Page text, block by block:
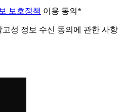
보호정책 이용 동의 *
성 정보 수신 동의에 관한 사항